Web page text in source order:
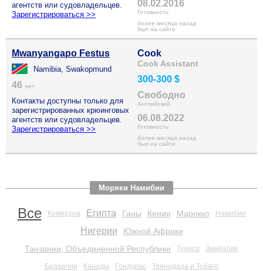
агентств или судовладельцев.
Зарегистрироваться >>
08.02.2016
Готовность
более месяца назад
был на сайте
Mwanyangapo Festus
Namibia, Swakopmund
46 лет
Контакты доступны только для
зарегистрированных крюинговых
агентств или судовладельцев.
Зарегистрироваться >>
Cook
Cook Assistant
300-300 $
Свободно
Английский
06.08.2022
Готовность
более месяца назад
был на сайте
Моряки Намибии
Все Камеруна Египта Ганы Кении Марокко Намибии
Нигерии
Южной Африки
Танзании, Объединенной Республики
Туниса Зимбабве
Бразилии Канады Гондурас Тринидада и Тобаго